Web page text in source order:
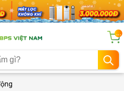
...